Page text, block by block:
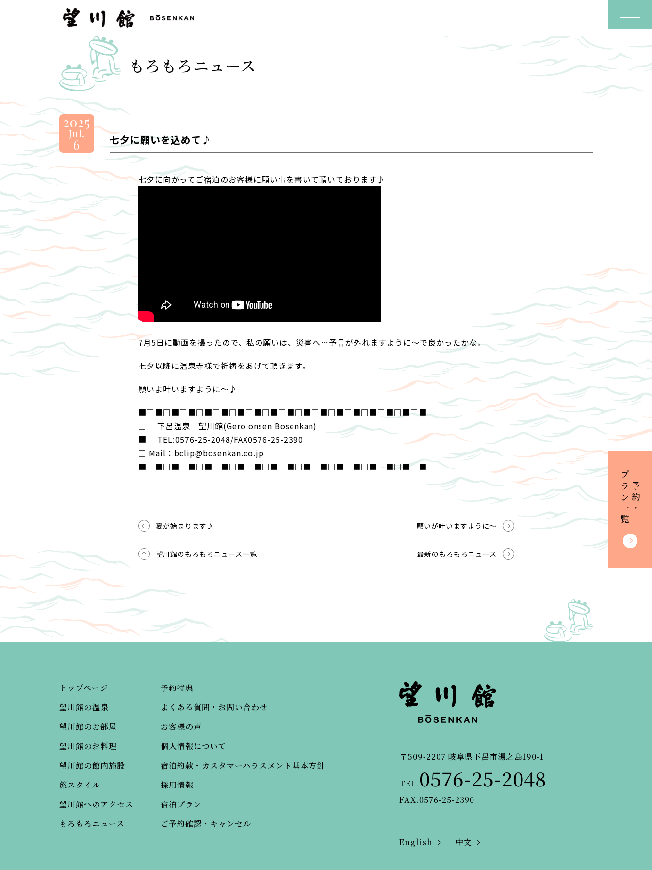
望
川
BOSENKAN
ご予約・
プラン一覧
もろもろニュース
2025
Jul.
6 七夕に願いを込めて♪
七夕に向かってご宿泊のお客様に願い事を書いて頂いております♪
7月5日に動画を撮ったので、私の願いは、災害へ…予言が外れますように～で良かったかな。
七夕以降に温泉寺様で祈祷をあげて頂きます。
願いよ叶いますように～♪
■□■□■□■□■□■□■□■□■□■□■□■□■□■□■□■□■□■
□ 下呂温泉 望川館(Gero onsen Bosenkan)
■ TEL:0576-25-2048/FAX0576-25-2390
□ Mail：bclip@bosenkan.co.jp
■□■□■□■□■□■□■□■□■□■□■□■□■□■□■□■□■□■
夏が始まります♪ 願いが叶いますように～
望川館のもろもろニュース一覧 最新のもろもろニュース
トップページ
望川館の温泉
望川館のお部屋
望川館のお料理
望川館の館内施設
旅スタイル
望川館へのアクセス
もろもろニュース
予約特典
よくある質問・お問い合わせ
お客様の声
個人情報について
宿泊約款・カスタマーハラスメント基本方針
採用情報
宿泊プラン
ご予約確認・キャンセル
〒509-2207 岐阜県下呂市湯之島190-1
TEL.0576-25-2048
FAX.0576-25-2390
English 中文